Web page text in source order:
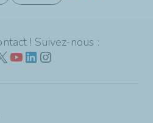
! Suivez-nous :